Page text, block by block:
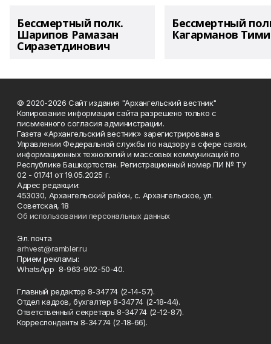
Бессмертный полк.
Шарипов Рамазан
Сиразетдинович
Бессмертный
Кагарманов
© 2020-2026 Сайт издания "Архангельский вестник"
Копирование информации сайта разрешено только с
письменного согласия администрации.
Газета «Архангельский вестник» зарегистрирована в
Управлении Федеральной службы по надзору в сфере связи,
информационных технологий и массовых коммуникаций по
Республике Башкортостан. Регистрационный номер ПИ № ТУ
02 - 01741 от 19.05.2025 г.
Адрес редакции:
453030, Архангельский район, с. Архангельское, ул.
Советская, 18
Об использовании персональных данных
Эл. почта
arhvest@rambler.ru
Прием рекламы:
WhatsApp 8-963-902-50-40.
Главный редактор 8-34774 (2-14-57).
Отдел кадров, бухгалтер 8-34774 (2-18-44).
Ответственный секретарь 8-34774 (2-12-87).
Корреспонденты 8-34774 (2-18-66).